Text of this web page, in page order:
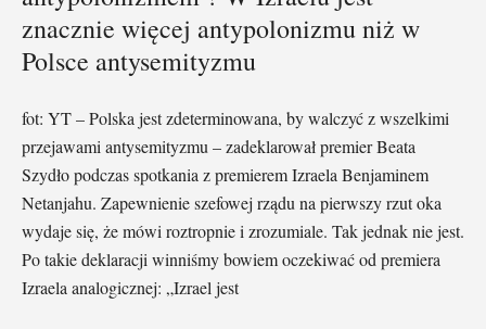
znacznie więcej antypolonizmu niż w
Polsce antysemityzmu
fot: YT – Polska jest zdeterminowana, by walczyć z wszelkimi
przejawami antysemityzmu – zadeklarował premier Beata
Szydło podczas spotkania z premierem Izraela Benjaminem
Netanjahu. Zapewnienie szefowej rządu na pierwszy rzut oka
wydaje się, że mówi roztropnie i zrozumiale. Tak jednak nie jest.
Po takie deklaracji winniśmy bowiem oczekiwać od premiera
Izraela analogicznej: „Izrael jest